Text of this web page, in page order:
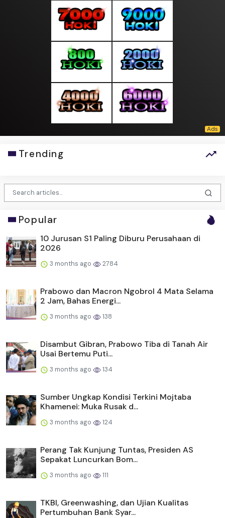
Trending
Popular
10 Jurusan S1 Paling Diburu Perusahaan di
2026
3 months ago 2784
Prabowo dan Macron Ngobrol 4 Mata Selama
2 Jam, Bahas Energi...
3 months ago 138
Disambut Gibran, Prabowo Tiba di Tanah Air
Usai Bertemu Puti...
3 months ago 134
Sumber Ungkap Kondisi Terkini Mojtaba
Khamenei: Muka Rusak d...
3 months ago 124
Perang Tak Kunjung Tuntas, Presiden AS
Sepakat Luncurkan Bom...
3 months ago 111
TKBI, Greenwashing, dan Ujian Kualitas
Pertumbuhan Bank Syar...